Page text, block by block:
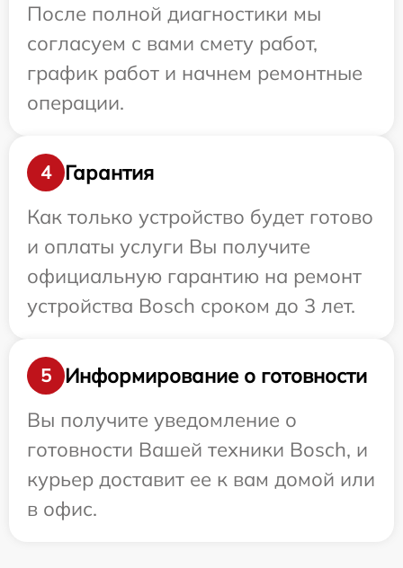
После полной диагностики мы
согласуем с вами смету работ,
график работ и начнем ремонтные
операции.
4
Гарантия
Как только устройство будет готово
и оплаты услуги Вы получите
официальную гарантию на ремонт
устройства Bosch сроком до 3 лет.
5
Информирование о готовности
Вы получите уведомление о
готовности Вашей техники Bosch, и
курьер доставит ее к вам домой или
в офис.